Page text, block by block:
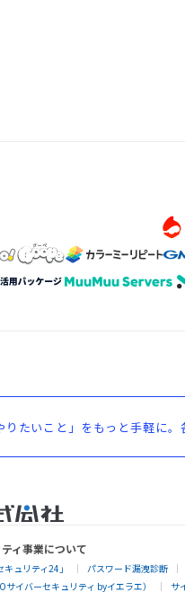
りたいこと」をもっと手軽に
ィ事業について
ュリティ24」 パスワード漏洩診断
イバーセキュリティ byイエラエ） サ